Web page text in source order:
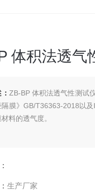
体积法透气
ZB-BP 体积法透气性测试
隔膜》GB/T36363-2018以
料的透气度。
生产厂家